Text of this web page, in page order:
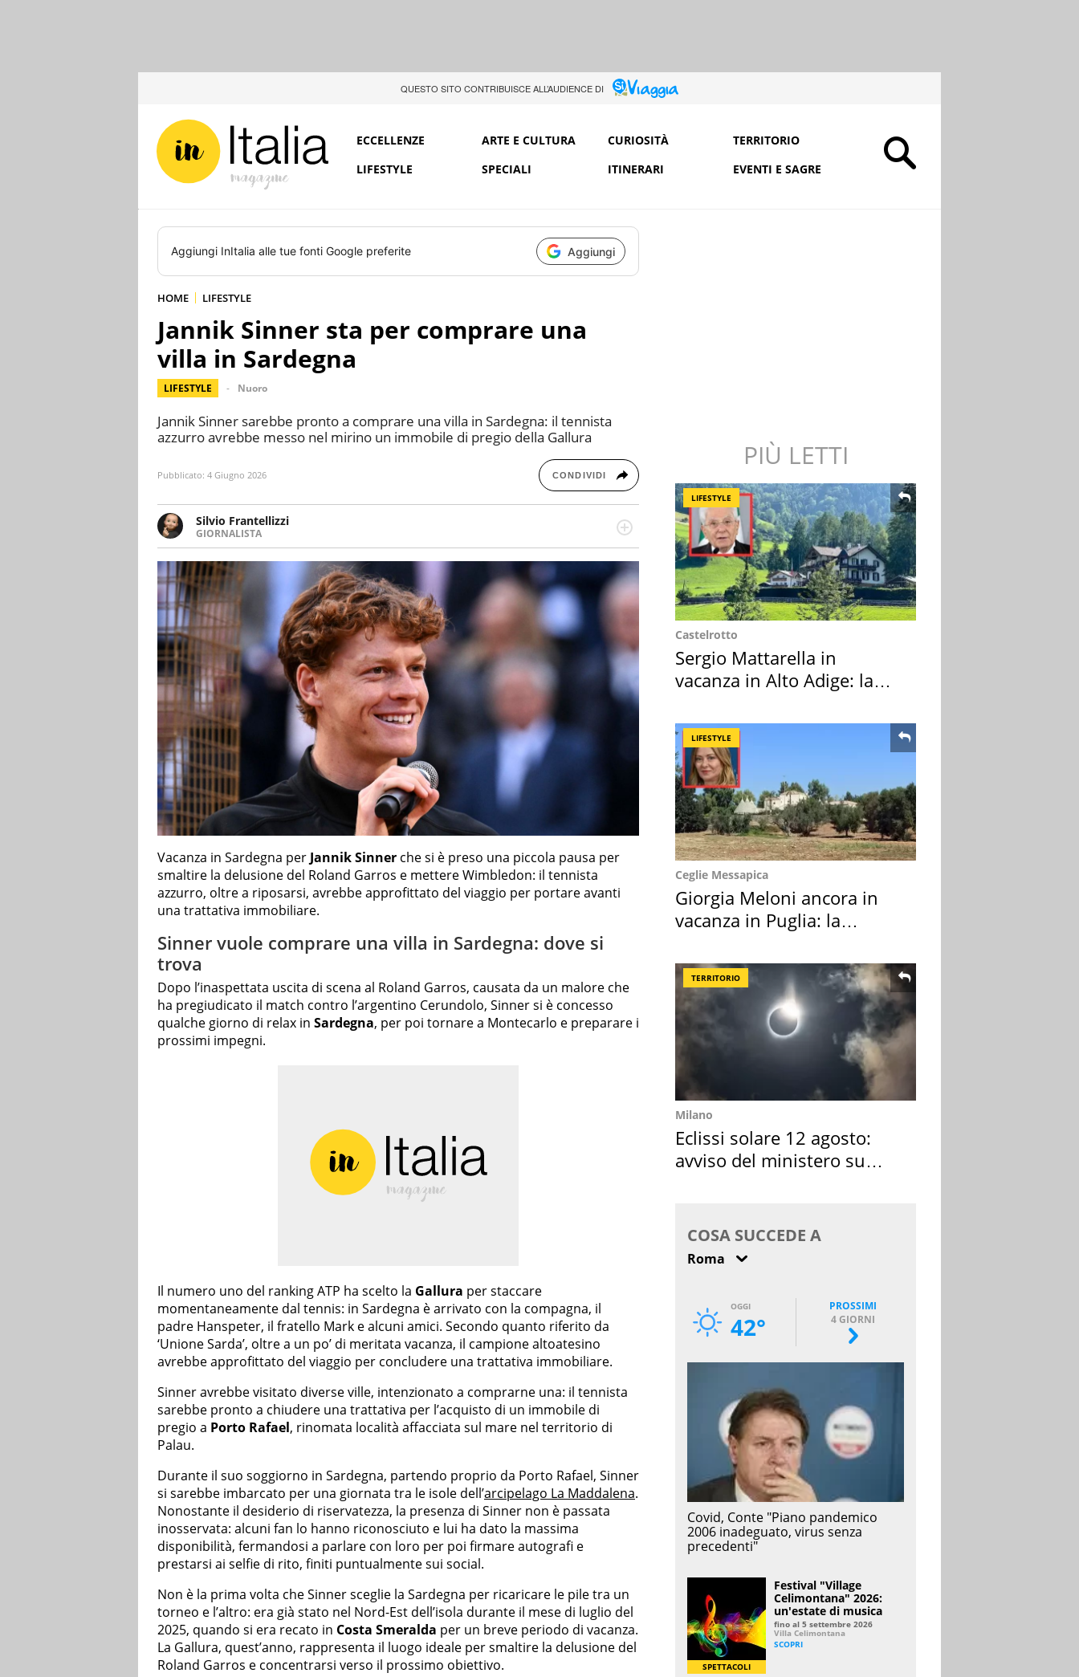
QUESTO SITO CONTRIBUISCE ALL’AUDIENCE DI
ECCELLENZE ARTE E CULTURA CURIOSITÀ
TERRITORIO
LIFESTYLE
SPECIALI ITINERARI EVENTI E SAGRE
Aggiungi InItalia alle tue fonti Google preferite Aggiungi
HOME LIFESTYLE
Jannik Sinner sta per comprare una
villa in Sardegna
LIFESTYLE Nuoro
Jannik Sinner sarebbe pronto a comprare una villa in Sardegna: il tennista
azzurro avrebbe messo nel mirino un immobile di pregio della Gallura
Pubblicato: 4 Giugno 2026 CONDIVIDI
Silvio Frantellizzi
GIORNALISTA
Giornalista pubblicista. Da oltre dieci anni si occupa di informazione sul web,
scrivendo di sport, attualità, cronaca, motori, spettacolo e videogame.
Vacanza in Sardegna per Jannik Sinner che si è preso una piccola pausa per
smaltire la delusione del Roland Garros e mettere Wimbledon: il tennista
azzurro, oltre a riposarsi, avrebbe approfittato del viaggio per portare avanti
una trattativa immobiliare.
Sinner vuole comprare una villa in Sardegna: dove si
trova
Dopo l’inaspettata uscita di scena al Roland Garros, causata da un malore che
ha pregiudicato il match contro l’argentino Cerundolo, Sinner si è concesso
qualche giorno di relax in Sardegna, per poi tornare a Montecarlo e preparare i
prossimi impegni.
Il numero uno del ranking ATP ha scelto la Gallura per staccare
momentaneamente dal tennis: in Sardegna è arrivato con la compagna, il
padre Hanspeter, il fratello Mark e alcuni amici. Secondo quanto riferito da
‘Unione Sarda’, oltre a un po’ di meritata vacanza, il campione altoatesino
avrebbe approfittato del viaggio per concludere una trattativa immobiliare.
Sinner avrebbe visitato diverse ville, intenzionato a comprarne una: il tennista
sarebbe pronto a chiudere una trattativa per l’acquisto di un immobile di
pregio a Porto Rafael, rinomata località affacciata sul mare nel territorio di
Palau.
Durante il suo soggiorno in Sardegna, partendo proprio da Porto Rafael, Sinner
si sarebbe imbarcato per una giornata tra le isole dell’arcipelago La Maddalena.
Nonostante il desiderio di riservatezza, la presenza di Sinner non è passata
inosservata: alcuni fan lo hanno riconosciuto e lui ha dato la massima
disponibilità, fermandosi a parlare con loro per poi firmare autografi e
prestarsi ai selfie di rito, finiti puntualmente sui social.
Non è la prima volta che Sinner sceglie la Sardegna per ricaricare le pile tra un
torneo e l’altro: era già stato nel Nord-Est dell’isola durante il mese di luglio del
2025, quando si era recato in Costa Smeralda per un breve periodo di vacanza.
La Gallura, quest’anno, rappresenta il luogo ideale per smaltire la delusione del
Roland Garros e concentrarsi verso il prossimo obiettivo.
PIÙ LETTI
LIFESTYLE
Castelrotto
Sergio Mattarella in
vacanza in Alto Adige: la
LIFESTYLE
Ceglie Messapica
Giorgia Meloni ancora in
vacanza in Puglia: la
TERRITORIO
Milano
Eclissi solare 12 agosto:
avviso del ministero su